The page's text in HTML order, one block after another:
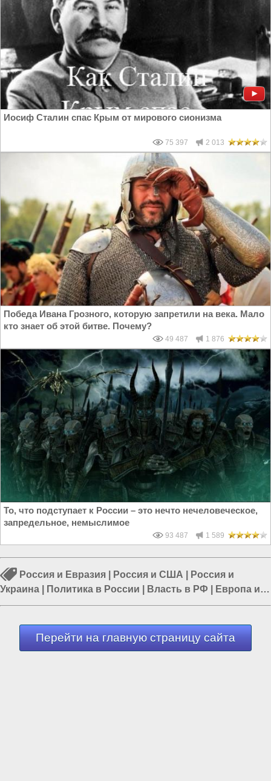
Иосиф Сталин спас Крым от мирового сионизма
75 397 2 013
Победа Ивана Грозного, которую запретили на века. Мало
кто знает об этой битве. Почему?
49 487 1 876
То, что подступает к России – это нечто нечеловеческое,
запредельное, немыслимое
93 487 1 589
Россия и Евразия Россия и США
Россия и
Украина
Политика в России Власть в РФ
Европа и
Украина|США и Европа
Перейти на главную страницу сайта